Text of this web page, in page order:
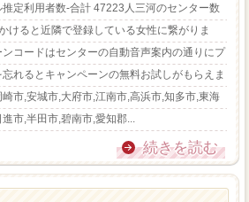
定利用者数-合計 47223人三河のセンター数
けると近隣で登録している女性に繋がりま
コードはセンターの自動音声案内の通りにプ
れるとキャンペーンの無料お試しがもらえま
市,安城市,大府市,江南市,高浜市,知多市,東海
市,半田市,碧南市,愛知郡...
続きを読む